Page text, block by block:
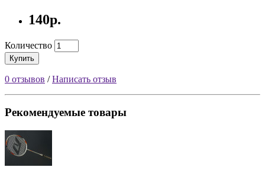
140р.
Количество
Купить
0 отзывов /Написать отзыв
Рекомендуемые товары